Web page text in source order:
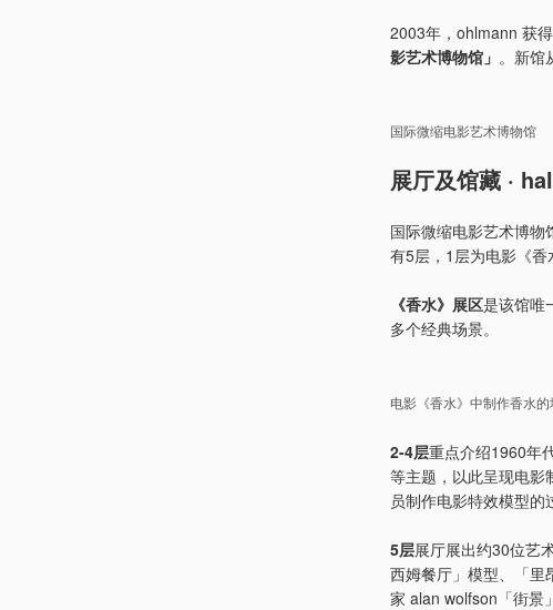
2003年，ohlmann 获
影艺术博物馆」 。新馆
国际微缩电影艺术博物馆
展厅及馆藏 ·
国际微缩电影艺术博物
有5层，1层为电影《
《香水》展区是该馆唯
多个经典场景。
电影《香水》中制作香水
2-4层重点介绍1960年
等主题，以此呈现电影
员制作电影特效模型的
5层展厅展出约30位艺
西姆餐厅」模型、「
家 alan wolfson「街景